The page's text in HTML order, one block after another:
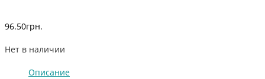
96.50грн.
Нет в наличии
Описание